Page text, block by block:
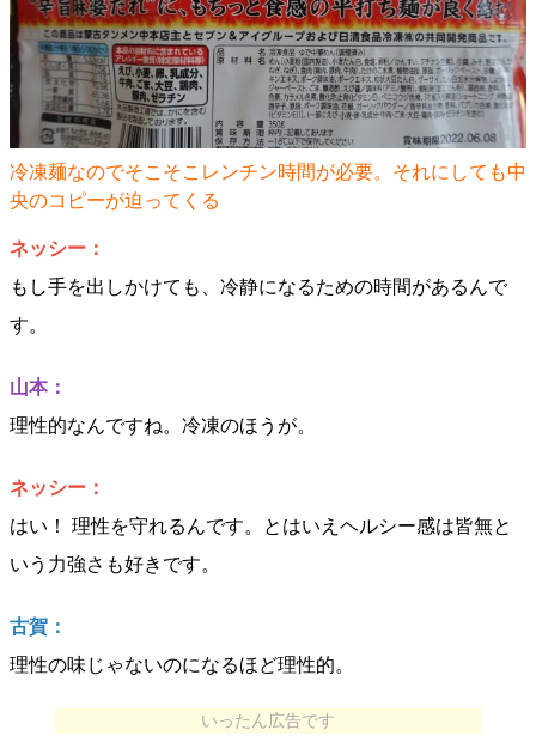
冷凍麺なのでそこそこレンチン時間が必要。それにしても中
央のコピーが迫ってくる
ネッシー：
もし手を出しかけても、冷静になるための時間があるんで
す。
山本：
理性的なんですね。冷凍のほうが。
ネッシー：
はい！ 理性を守れるんです。とはいえヘルシー感は皆無と
いう力強さも好きです。
古賀：
理性の味じゃないのになるほど理性的。
いったん広告です